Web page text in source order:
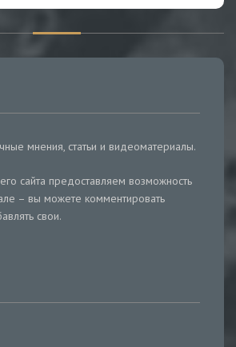
мнения, статьи и видеоматериалы.
сайта предоставляем возможность
– вы можете комментировать
свои.